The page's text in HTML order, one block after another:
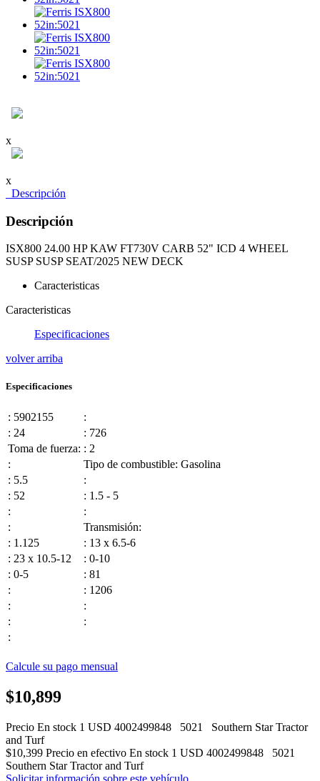
x
x
Descripción
Descripción
ISX800 24.00 HP KAW FT730V CARB 52" ICD 4 WHEEL
SUSP SUSP SEAT/2025 NEW DECK
Caracteristicas
Caracteristicas
Especificaciones
volver arriba
Especificaciones
: 5902155
:
: 24
: 726
Toma de fuerza: : 2
:
Tipo de combustible: Gasolina
: 5.5
:
: 52
: 1.5 - 5
:
:
:
Transmisión:
: 1.125
: 13 x 6.5-6
: 23 x 10.5-12
: 0-10
: 0-5
: 81
:
: 1206
:
:
:
:
:
Calcule su pago mensual
$10,899
Precio En stock 1 USD 4002499848 5021
Southern Star Tractor
and Turf
$10,399 Precio en efectivo En stock 1 USD 4002499848
5021
Southern Star Tractor and Turf